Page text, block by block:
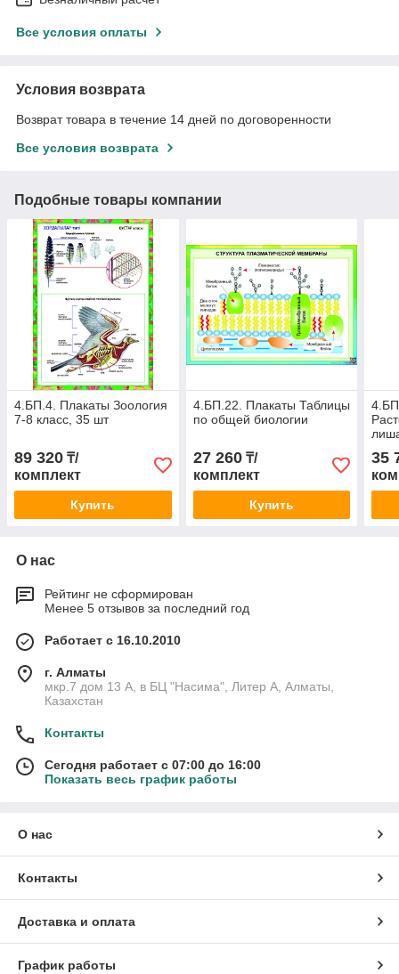
Все условия оплаты
Условия возврата
Возврат товара в течение 14 дней по договоренности
Все условия возврата
Подобные товары компании
4.БП.4. Плакаты Зоология
7-8 класс, 35 шт
89 320 ₸/
комплект
Купить
4.БП.22. Плакаты Таблицы
по общей биологии
27 260₸/
комплект
Купить
35
О нас
Рейтинг не сформирован
Менее 5 отзывов за последний год
Работает с 16.10.2010
г. Алматы
мкр.7 дом 13 А, в БЦ "Насима", Литер А, Алматы,
Казахстан
Контакты
Сегодня работает с 07:00 до 16:00
Показать весь график работы
О нас
Контакты
Доставка и оплата
График работы